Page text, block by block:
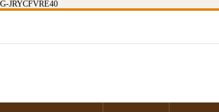
G-JRYCFVRE40